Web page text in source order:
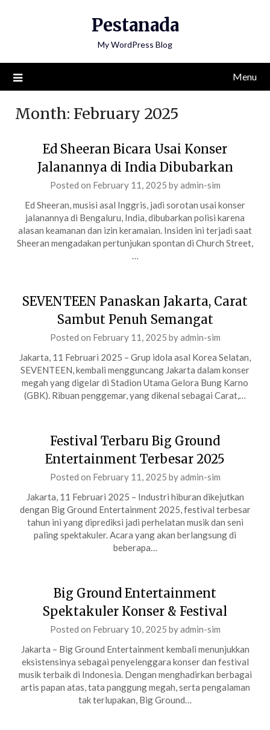
Pestanada
My WordPress Blog
Menu
Month: February 2025
Ed Sheeran Bicara Usai Konser
Jalanannya di India Dibubarkan
Posted on February 11, 2025 byadmin-sim
Ed Sheeran, musisi asal Inggris, jadi sorotan usai konser
jalanannya di Bengaluru, India, dibubarkan polisi karena
alasan keamanan dan izin keramaian. Insiden ini terjadi saat
Sheeran mengadakan pertunjukan spontan di Church Street,
…
SEVENTEEN Panaskan Jakarta, Carat
Sambut Penuh Semangat
Posted on February 11, 2025 byadmin-sim
Jakarta, 11 Februari 2025 – Grup idola asal Korea Selatan,
SEVENTEEN, kembali mengguncang Jakarta dalam konser
megah yang digelar di Stadion Utama Gelora Bung Karno
(GBK). Ribuan penggemar, yang dikenal sebagai Carat,…
Festival Terbaru Big Ground
Entertainment Terbesar 2025
Posted on February 11, 2025 byadmin-sim
Jakarta, 11 Februari 2025 – Industri hiburan dikejutkan
dengan Big Ground Entertainment 2025, festival terbesar
tahun ini yang diprediksi jadi perhelatan musik dan seni
paling spektakuler. Acara yang akan berlangsung di
beberapa…
Big Ground Entertainment
Spektakuler Konser & Festival
Posted on February 10, 2025 byadmin-sim
Jakarta – Big Ground Entertainment kembali menunjukkan
eksistensinya sebagai penyelenggara konser dan festival
musik terbaik di Indonesia. Dengan menghadirkan berbagai
artis papan atas, tata panggung megah, serta pengalaman
tak terlupakan, Big Ground…